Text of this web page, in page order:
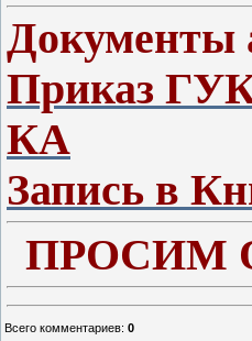
Документы
Приказ
КА
Запись в
ПРОСИМ
Всего комментариев: 0